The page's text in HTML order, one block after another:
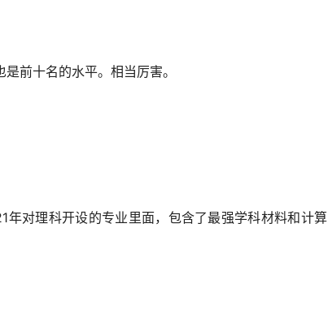
前十名的水平。相当厉害。
对理科开设的专业里面，包含了最强学科材料和计算